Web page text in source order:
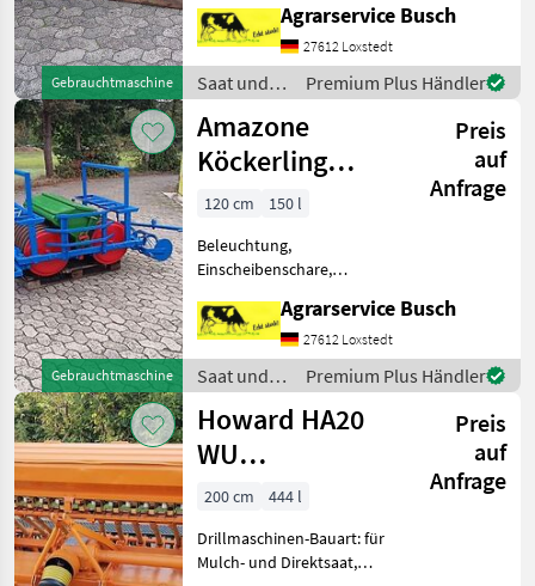
Gebrauchtmaschine
Saatmengenverstellung,
hydr.
Schardruckverstellung,
Schleppschare,
Spuranreisser, Fahrwerk,
Fahrgassenmarkierung K
Agrarservice Busch
27612 Loxstedt
Saat und
Pflege /
Köckerling
Premium Plus Händler
Gebrauchtmaschine
Amazone
Köckerling
Drillpaker 10
Reihig
Doppelpaker
1,2m
Preis
auf
Anfrage
120 cm
150 l
Beleuchtung,
Einscheibenschare,
Saatmengenverstellung,
hydr.
Schardruckverstellung,
Schleppschare,
Spuranreisser, Fahrwerk,
Fahrgassenmarkierung K
Agrarservice Busch
27612 Loxstedt
Saat und
Pflege /
Amazone
Premium Plus Händler
Howard HA20
WU
Direktsaatkombination
205 cm Arbe
Preis
auf
Anfrage
200 cm
444 l
Drillmaschinen-Bauart: für
Mulch- und Direktsaat,